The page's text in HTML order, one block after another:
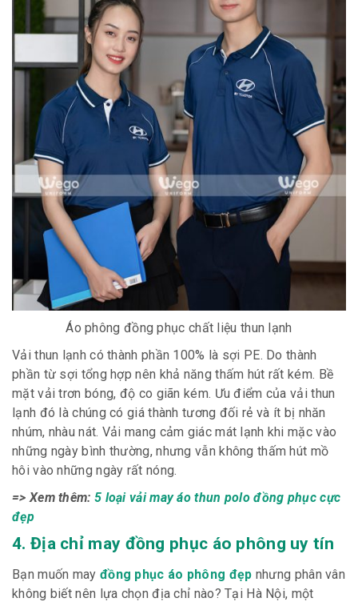
Áo phông đồng phục chất liệu thun lạnh
Vải thun lạnh có thành phần 100% là sợi PE. Do thành
phần từ sợi tổng hợp nên khả năng thấm hút rất kém. Bề
mặt vải trơn bóng, độ co giãn kém. Ưu điểm của vải thun
lạnh đó là chúng có giá thành tương đối rẻ và ít bị nhăn
nhúm, nhàu nát. Vải mang cảm giác mát lạnh khi mặc vào
những ngày bình thường, nhưng vẫn không thấm hút mồ
hôi vào những ngày rất nóng.
=> Xem thêm: 5 loại vải may áo thun polo đồng phục cực
đẹp
4. Địa chỉ may đồng phục áo phông uy tín
Bạn muốn may đồng phục áo phông đẹp nhưng phân vân
không biết nên lựa chọn địa chỉ nào? Tại Hà Nội, một